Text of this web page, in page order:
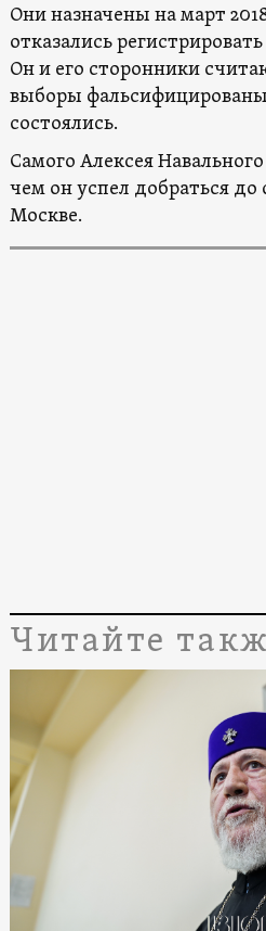
Они назначены на март
отказались
Он и его сторонники
выборы
состоялись.
Самого Алексея
чем он успел добраться до
Москве.
Читайте